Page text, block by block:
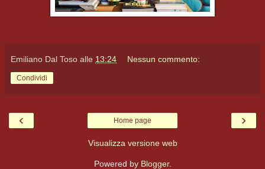
Emiliano Dal Toso alle 13:24 Nessun commento:
Condividi
‹ ›
Home page
Visualizza versione web
Powered by Blogger.